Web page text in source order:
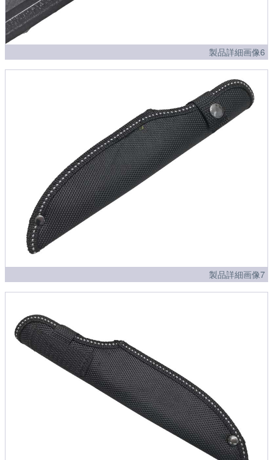
製品詳細画像6
製品詳細画像7